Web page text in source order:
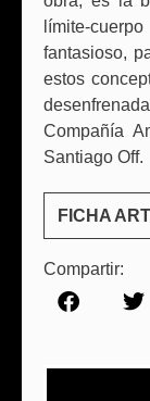
límite-
fantasioso,
estos
Compañía
Santiago Off.
FICHA
Compartir: